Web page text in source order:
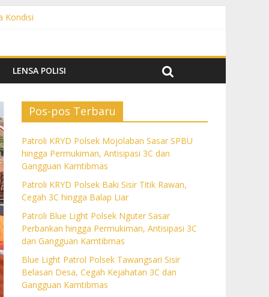
Kondisi
Gangguan Kamtibmas
Kamtibmas
LENSA POLISI
Pos-pos Terbaru
Patroli KRYD Polsek Mojolaban Sasar SPBU
hingga Permukiman, Antisipasi 3C dan
Gangguan Kamtibmas
Patroli KRYD Polsek Baki Sisir Titik Rawan,
Cegah 3C hingga Balap Liar
Patroli Blue Light Polsek Nguter Sasar
Perbankan hingga Permukiman, Antisipasi 3C
dan Gangguan Kamtibmas
Blue Light Patrol Polsek Tawangsari Sisir
Belasan Desa, Cegah Kejahatan 3C dan
Gangguan Kamtibmas